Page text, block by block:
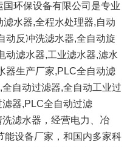
国环保设备有限公司是专业
滤水器,全程水处理器,自动
动反冲洗滤水器,全自动旋
动滤水器,工业滤水器,滤水
器生产厂家,PLC全自动滤
自动过滤器,全自动工业过
器,PLC全自动过滤
滤水器，经营电力、冶
能设备厂家，和国内多家科